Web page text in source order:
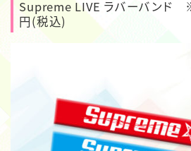
Supreme LIVE ラバーバン
円(税込)